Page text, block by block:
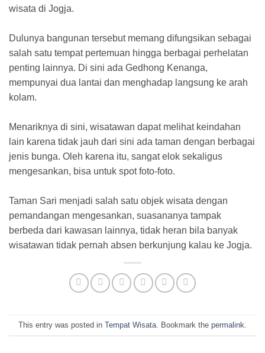
wisata di Jogja.
Dulunya bangunan tersebut memang difungsikan sebagai
salah satu tempat pertemuan hingga berbagai perhelatan
penting lainnya. Di sini ada Gedhong Kenanga,
mempunyai dua lantai dan menghadap langsung ke arah
kolam.
Menariknya di sini, wisatawan dapat melihat keindahan
lain karena tidak jauh dari sini ada taman dengan berbagai
jenis bunga. Oleh karena itu, sangat elok sekaligus
mengesankan, bisa untuk spot foto-foto.
Taman Sari menjadi salah satu objek wisata dengan
pemandangan mengesankan, suasananya tampak
berbeda dari kawasan lainnya, tidak heran bila banyak
wisatawan tidak pernah absen berkunjung kalau ke Jogja.
This entry was posted in Tempat Wisata . Bookmark the permalink